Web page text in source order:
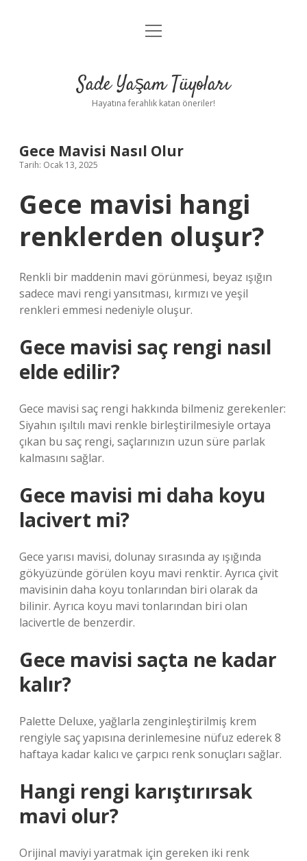
Anasayfa
Yasal Uyarı
menüyü
Sade Yaşam Tüyoları
Hayatına ferahlık katan öneriler!
Gece Mavisi Nasıl Olur
Tarih: Ocak 13, 2025
Gece mavisi hangi
renklerden oluşur?
Renkli bir maddenin mavi görünmesi, beyaz ışığın
sadece mavi rengi yansıtması, kırmızı ve yeşil
renkleri emmesi nedeniyle oluşur.
Gece mavisi saç rengi nasıl
elde edilir?
Gece mavisi saç rengi hakkında bilmeniz gerekenler:
Siyahın ışıltılı mavi renkle birleştirilmesiyle ortaya
çıkan bu saç rengi, saçlarınızın uzun süre parlak
kalmasını sağlar.
Gece mavisi mi daha koyu
lacivert mi?
Gece yarısı mavisi, dolunay sırasında ay ışığında
gökyüzünde görülen koyu mavi renktir. Ayrıca çivit
mavisinin daha koyu tonlarından biri olarak da
bilinir. Ayrıca koyu mavi tonlarından biri olan
lacivertle de benzerdir.
Gece mavisi saçta ne kadar
kalır?
Palette Deluxe, yağlarla zenginleştirilmiş krem ​​
rengiyle saç yapısına derinlemesine nüfuz ederek 8
haftaya kadar kalıcı ve çarpıcı renk sonuçları sağlar.
Hangi rengi karıştırırsak
mavi olur?
Orijinal maviyi yaratmak için gereken iki renk